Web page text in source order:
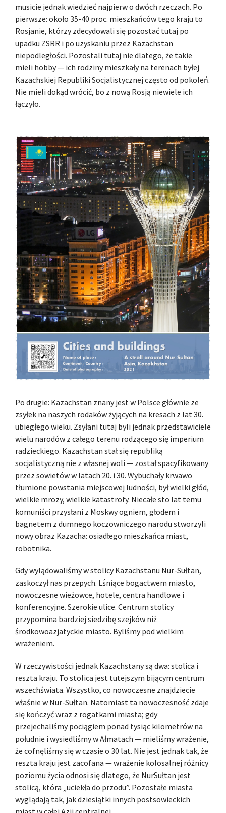
musicie jednak wiedzieć najpierw o dwóch rzeczach. Po
pierwsze: około 35-40 proc. mieszkańców tego kraju to
Rosjanie, którzy zdecydowali się pozostać tutaj po
upadku ZSRR i po uzyskaniu przez Kazachstan
niepodległości. Pozostali tutaj nie dlatego, że takie
mieli hobby — ich rodziny mieszkały na terenach byłej
Kazachskiej Republiki Socjalistycznej często od pokoleń.
Nie mieli dokąd wrócić, bo z nową Rosją niewiele ich
łączyło.
Po drugie: Kazachstan znany jest w Polsce głównie ze
zsyłek na naszych rodaków żyjących na kresach z lat 30.
ubiegłego wieku. Zsyłani tutaj byli jednak przedstawiciele
wielu narodów z całego terenu rodzącego się imperium
radzieckiego. Kazachstan stał się republiką
socjalistyczną nie z własnej woli — został spacyfikowany
przez sowietów w latach 20. i 30. Wybuchały krwawo
tłumione powstania miejscowej ludności, był wielki głód,
wielkie mrozy, wielkie katastrofy. Niecałe sto lat temu
komuniści przysłani z Moskwy ogniem, głodem i
bagnetem z dumnego koczowniczego narodu stworzyli
nowy obraz Kazacha: osiadłego mieszkańca miast,
robotnika.
Gdy wylądowaliśmy w stolicy Kazachstanu Nur-Sułtan,
zaskoczył nas przepych. Lśniące bogactwem miasto,
nowoczesne wieżowce, hotele, centra handlowe i
konferencyjne. Szerokie ulice. Centrum stolicy
przypomina bardziej siedzibę szejków niż
środkowoazjatyckie miasto. Byliśmy pod wielkim
wrażeniem.
W rzeczywistości jednak Kazachstany są dwa: stolica i
reszta kraju. To stolica jest tutejszym bijącym centrum
wszechświata. Wszystko, co nowoczesne znajdziecie
właśnie w Nur-Sułtan. Natomiast ta nowoczesność zdaje
się kończyć wraz z rogatkami miasta; gdy
przejechaliśmy pociągiem ponad tysiąc kilometrów na
południe i wysiedliśmy w Ałmatach — mieliśmy wrażenie,
że cofnęliśmy się w czasie o 30 lat. Nie jest jednak tak, że
reszta kraju jest zacofana — wrażenie kolosalnej różnicy
poziomu życia odnosi się dlatego, że NurSułtan jest
stolicą, która „uciekła do przodu”. Pozostałe miasta
wyglądają tak, jak dziesiątki innych postsowieckich